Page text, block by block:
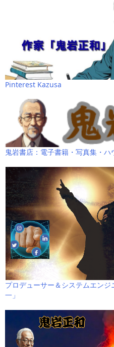
Pinterest Kazusa
鬼岩書店：電子書籍・写真集・ハ
プロデューサー＆システムエン
一」